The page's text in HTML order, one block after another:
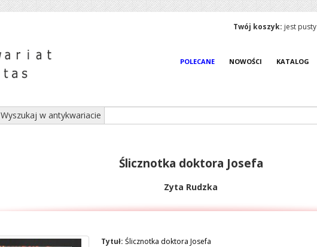
Twój koszyk: jest pusty
POLECANE NOWOŚCI KATALOG
Wyszukaj w antykwariacie
Ślicznotka doktora Josefa
Zyta Rudzka
Tytuł: Ślicznotka doktora Josefa